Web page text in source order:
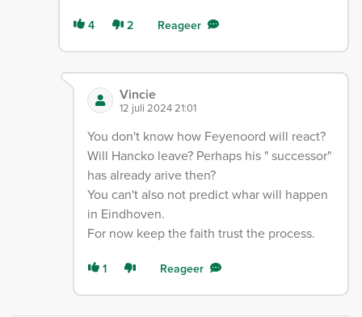
4 2 Reageer
Vincie
12 juli 2024 21:01
You don't know how Feyenoord will react?
Will Hancko leave? Perhaps his " successor"
has already arive then?
You can't also not predict whar will happen
in Eindhoven.
For now keep the faith trust the process.
1 Reageer